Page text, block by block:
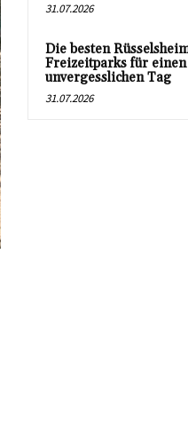
31.07.2026
Die besten
Freizeitparks für einen
unvergesslichen Tag
31.07.2026